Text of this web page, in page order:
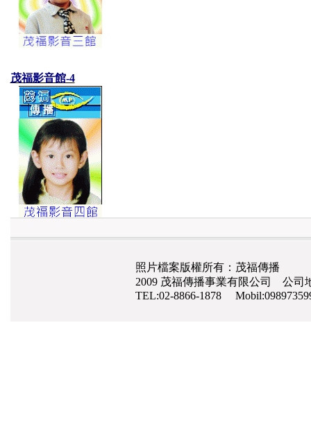
茂福影音館-4
照片檔案版權所有：茂福傳播
2009 茂福傳播事業有限公司 公司
TEL:02-8866-1878